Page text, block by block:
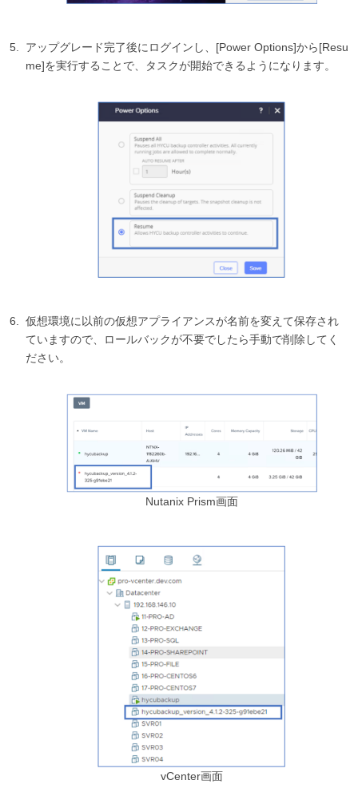
アップグレード完了後にログインし、[Power Options]から[Resu
me]を実行することで、タスクが開始できるようになります。
仮想環境に以前の仮想アプライアンスが名前を変えて保存され
ていますので、ロールバックが不要でしたら手動で削除してく
ださい。
Nutanix Prism画面
vCenter画面